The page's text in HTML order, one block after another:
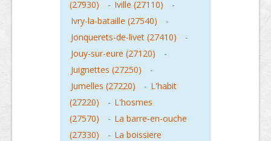
(27930)
- Iville (27110)
-
Ivry-la-bataille (27540)
-
Jonquerets-de-livet (27410)
-
Jouy-sur-eure (27120)
-
Juignettes (27250)
-
Jumelles (27220)
- L'habit
(27220)
- L'hosmes
(27570)
- La barre-en-ouche
(27330)
- La boissiere